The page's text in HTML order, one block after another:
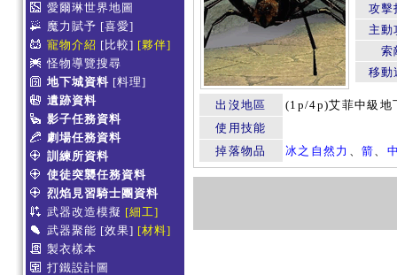
愛爾琳世界地圖
魔力賦予 [喜愛]
寵物介紹 [比較] [夥伴]
怪物導覽搜尋
地下城資料 [料理]
遺跡資料
影子任務資料
劇場任務資料
訓練所資料
使徒突襲任務資料
烈焰見習騎士團資料
武器改造模擬 [細工]
武器聚能 [效果] [材料]
製衣樣本
打鐵設計圖
攻擊
主動
索
移動
出沒地區
(1p/4p)艾菲中級地
使用技能
掉落物品
冰之自然力 、箭、